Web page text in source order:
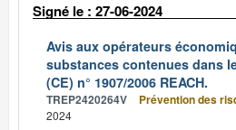
Signé le : 27-06-2024
Avis aux opérateurs
substances contenues dans
(CE) n° 1907/2006 REACH.
TREP2420264V Prévention des
2024